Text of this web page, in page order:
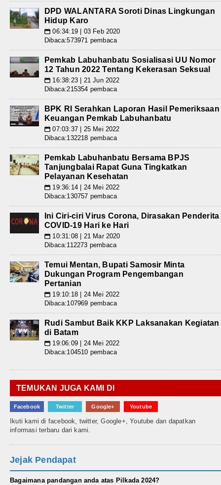
DPD WALANTARA Soroti Dinas Lingkungan
Hidup Karo
📅 06:34:19 | 03 Feb 2020
Dibaca:573971 pembaca
Pemkab Labuhanbatu Sosialisasi UU Nomor
12 Tahun 2022 Tentang Kekerasan Seksual
📅 16:38:23 | 21 Jun 2022
Dibaca:215354 pembaca
BPK RI Serahkan Laporan Hasil Pemeriksaan
Keuangan Pemkab Labuhanbatu
📅 07:03:37 | 25 Mei 2022
Dibaca:132218 pembaca
Pemkab Labuhanbatu Bersama BPJS
Tanjungbalai Rapat Guna Tingkatkan
Pelayanan Kesehatan
📅 19:36:14 | 24 Mei 2022
Dibaca:130757 pembaca
Ini Ciri-ciri Virus Corona, Dirasakan Penderita
COVID-19 Hari ke Hari
📅 10:31:08 | 21 Mar 2020
Dibaca:112273 pembaca
Temui Mentan, Bupati Samosir Minta
Dukungan Program Pengembangan
Pertanian
📅 19:10:18 | 24 Mei 2022
Dibaca:107969 pembaca
Rudi Sambut Baik KKP Laksanakan Kegiatan
di Batam
📅 19:06:09 | 24 Mei 2022
Dibaca:104510 pembaca
TEMUKAN JUGA KAMI DI
Facebook Twitter Google+ Youtube
Ikuti kami di facebook, twitter, Google+, Youtube dan dapatkan
informasi terbaru dari kami.
Jejak Pendapat
Bagaimana pandangan anda atas Pilkada 2024?